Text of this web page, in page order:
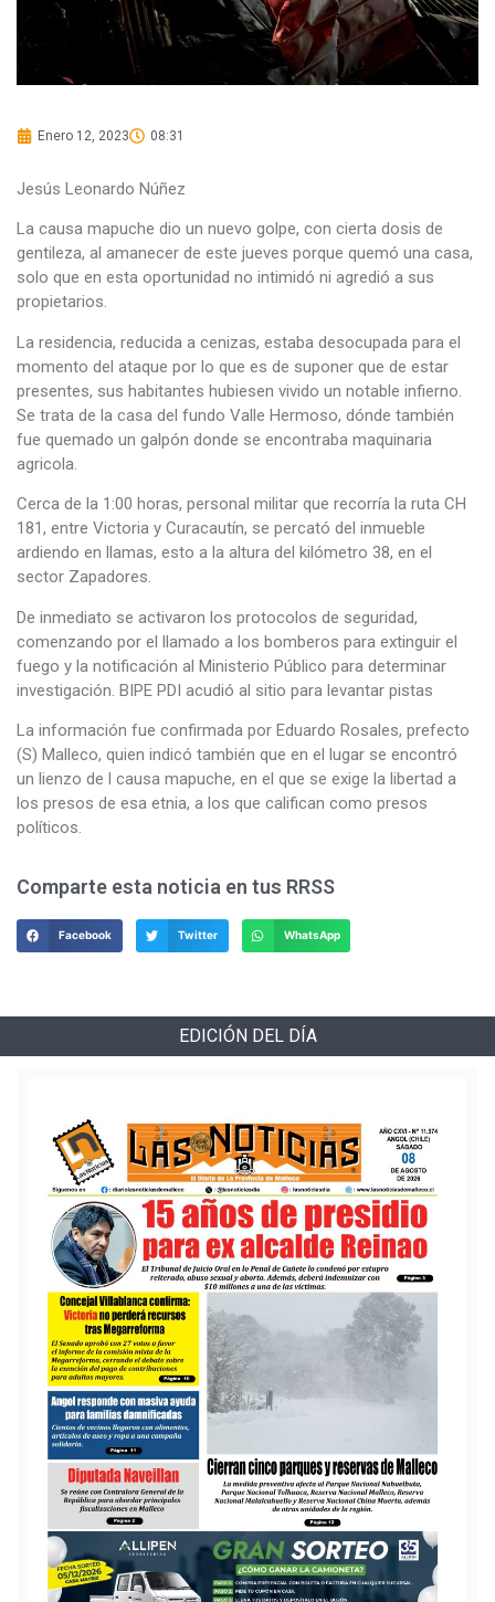
Enero 12, 2023 08:31
Jesús Leonardo Núñez
La causa mapuche dio un nuevo golpe, con cierta dosis de
gentileza, al amanecer de este jueves porque quemó una casa,
solo que en esta oportunidad no intimidó ni agredió a sus
propietarios.
La residencia, reducida a cenizas, estaba desocupada para el
momento del ataque por lo que es de suponer que de estar
presentes, sus habitantes hubiesen vivido un notable infierno.
Se trata de la casa del fundo Valle Hermoso, dónde también
fue quemado un galpón donde se encontraba maquinaria
agricola.
Cerca de la 1:00 horas, personal militar que recorría la ruta CH
181, entre Victoria y Curacautín, se percató del inmueble
ardiendo en llamas, esto a la altura del kilómetro 38, en el
sector Zapadores.
De inmediato se activaron los protocolos de seguridad,
comenzando por el llamado a los bomberos para extinguir el
fuego y la notificación al Ministerio Público para determinar
investigación. BIPE PDI acudió al sitio para levantar pistas
La información fue confirmada por Eduardo Rosales, prefecto
(S) Malleco, quien indicó también que en el lugar se encontró
un lienzo de l causa mapuche, en el que se exige la libertad a
los presos de esa etnia, a los que califican como presos
políticos.
Comparte esta noticia en tus RRSS
Facebook Twitter WhatsApp
EDICIÓN DEL DÍA